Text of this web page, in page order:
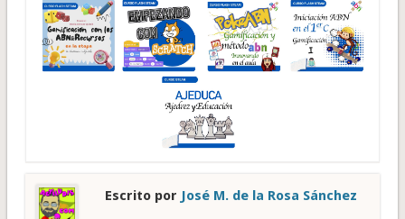
Escrito por José M. de la Rosa Sánchez